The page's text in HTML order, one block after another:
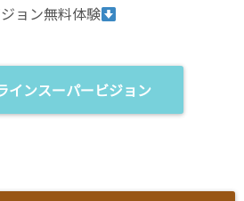
ョン無料体験
インスーパービジョン